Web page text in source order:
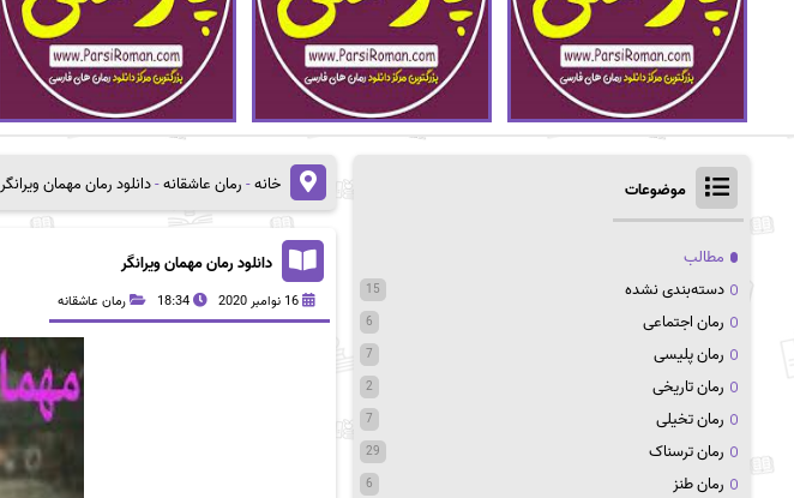
خانه-رمان عاشقانه-دانلود رمان مهمان ویرانگر
دانلود رمان مهمان ویرانگر
16 نوامبر 2020 18:34 رمان عاشقانه
موضوعات
مطالب
دسته‌بندی نشده
15
رمان اجتماعی 6
رمان پلیسی 7
رمان تاریخی 2
رمان تخیلی 7
رمان ترسناک 29
رمان طنز 6